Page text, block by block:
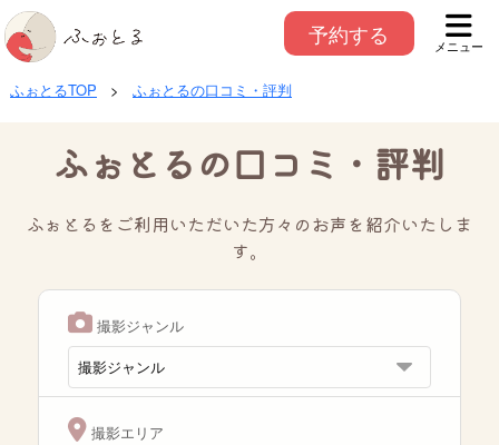
予約する メニュー
ふぉとるTOP > ふぉとるの口コミ・評判
ふぉとるの口コミ・評判
ふぉとるをご利用いただいた方々のお声を紹介いたしま
す。
撮影ジャンル
撮影エリア